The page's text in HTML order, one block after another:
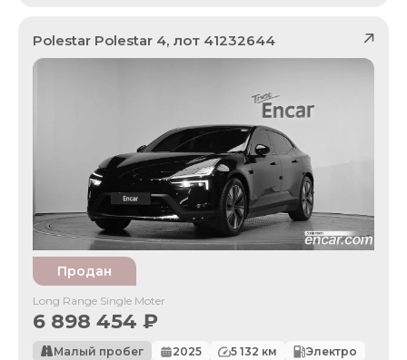
Polestar Polestar 4, лот 41232644
Продан
Long Range Single Moter
6 898 454 ₽
Малый пробег 2025 5 132 км
Электро